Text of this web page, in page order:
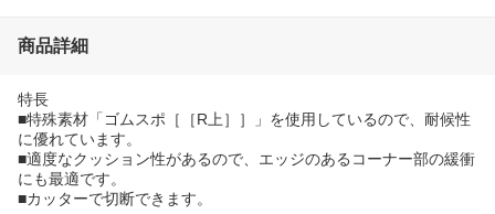
商品詳細
特長
■特殊素材「ゴムスポ［［R上］］」を使用しているので、耐候性
に優れています。
■適度なクッション性があるので、エッジのあるコーナー部の緩衝
にも最適です。
■カッターで切断できます。